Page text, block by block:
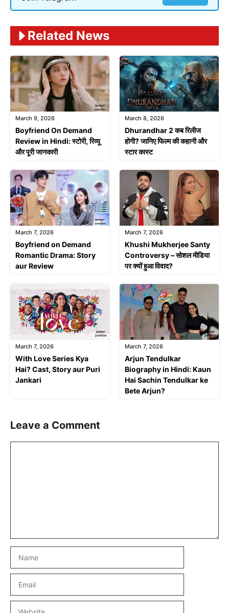
Related News
March 9, 2026
Boyfriend On Demand
Review in Hindi: स्टोरी, रिव्यू
और पूरी जानकारी
March 8, 2026
Dhurandhar 2 कब रिलीज
होगी? जानिए फिल्म की कहानी और
स्टार कास्ट
March 7, 2026
Boyfriend on Demand
Romantic Drama: Story
aur Review
March 7, 2026
Khushi Mukherjee Santy
Controversy – सोशल मीडिया
पर क्यों हुआ विवाद?
March 7, 2026
With Love Series Kya
Hai? Cast, Story aur Puri
Jankari
March 7, 2026
Arjun Tendulkar
Biography in Hindi: Kaun
Hai Sachin Tendulkar ke
Bete Arjun?
Leave a Comment